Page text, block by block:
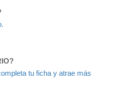
tu ficha y atrae más